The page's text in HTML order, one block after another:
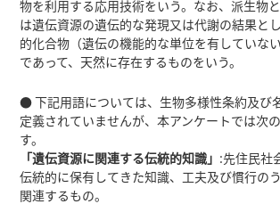
物を利用する応用技術をいう。なお、派生物
は遺伝資源の遺伝的な発現又は代謝の結果と
的化合物（遺伝の機能的な単位を有していな
であって、天然に存在するものをいう。
● 下記用語については、生物多様性条約及び
定義されていませんが、本アンケートでは次
す。
「遺伝資源に関連する伝統的知識」 :先住民社
伝統的に保有してきた知識、工夫及び慣行の
関連するもの。